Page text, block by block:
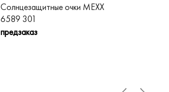
Солнцезащитные очки MEXX
6589 301
предзаказ